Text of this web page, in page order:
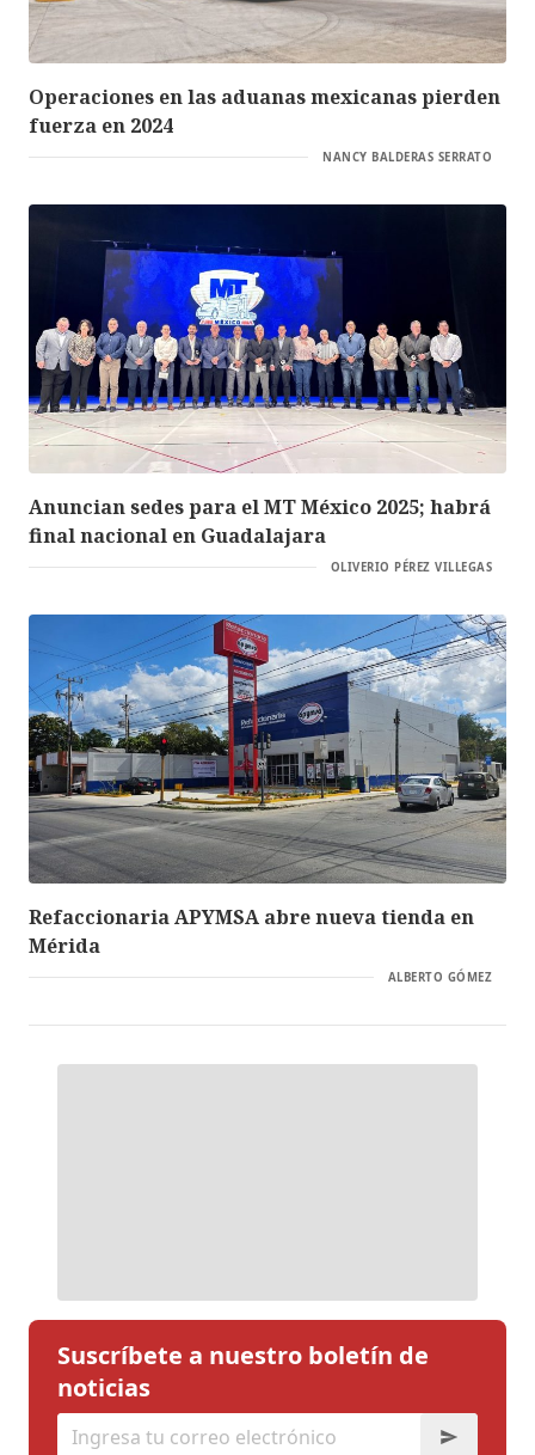
Operaciones en las aduanas mexicanas pierden
fuerza en 2024
NANCY BALDERAS SERRATO
Anuncian sedes para el MT México 2025; habrá
final nacional en Guadalajara
OLIVERIO PÉREZ VILLEGAS
Refaccionaria APYMSA abre nueva tienda en
Mérida
ALBERTO GÓMEZ
Suscríbete a nuestro boletín de
noticias